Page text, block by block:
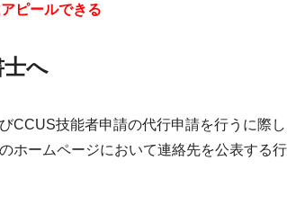
ピールできる
士へ
CCUS技能者申請の代行申請を行うに際
ホームページにおいて連絡先を公表する